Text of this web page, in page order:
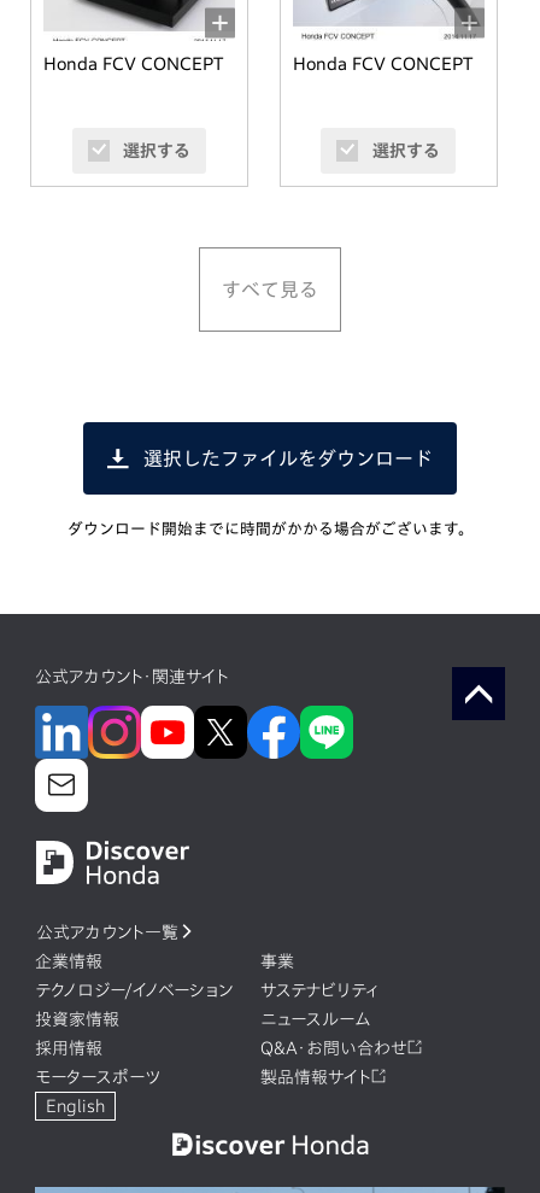
Honda FCV CONCEPT
選択する
Honda FCV CONCEPT
選択する
すべて見る
選択したファイルをダウンロード
ダウンロード開始までに時間がかかる場合がございます。
公式アカウント・関連サイト
公式アカウント一覧
企業情報
事業
テクノロジー/イノベーション
サステナビリティ
投資家情報
ニュースルーム
採用情報
Q&A・お問い合わせ
モータースポーツ
製品情報サイト
English